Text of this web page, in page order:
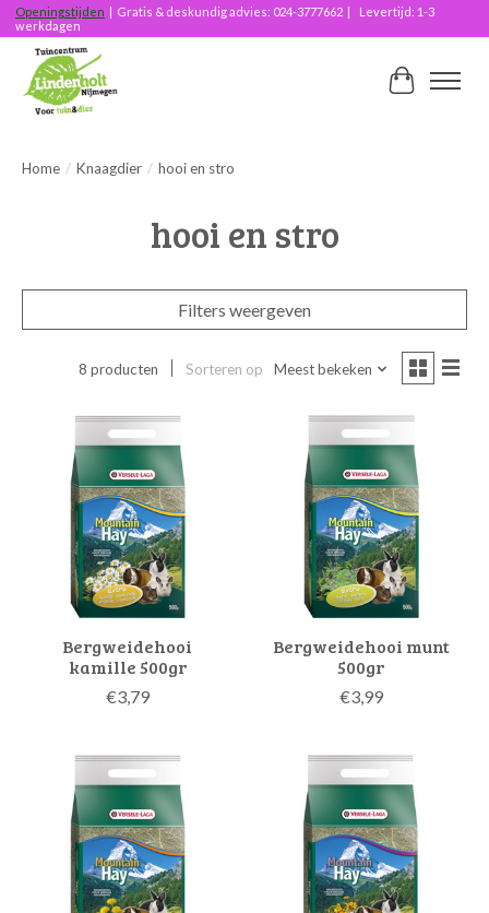
Openingstijden | Gratis & deskundig advies: 024-3777662 | Levertijd: 1-3
werkdagen
Home / Knaagdier / hooi en stro
hooi en stro
Filters weergeven
8 producten Sorteren op Meest bekeken
Bergweidehooi
kamille 500gr
€3,79
Bergweidehooi munt
500gr
€3,99